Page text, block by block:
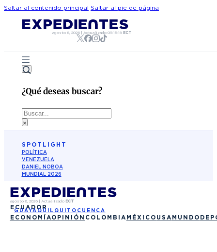
Saltar al contenido principal Saltar al pie de página
agosto 6, 2026 |Actualizado05:15:18 ECT
¿Qué deseas buscar?
Buscar
×
SPOTLIGHT
POLÍTICA
VENEZUELA
DANIEL NOBOA
MUNDIAL 2026
agosto 6, 2026| Actualizado ECT
ECUADOR
GUAYAQUIL QUITO CUENCA
ECONOMÍAOPINIÓN COLOMBIA MÉXICO USA MUNDO